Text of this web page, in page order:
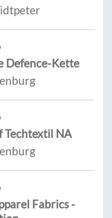
Defence-Kette
Techtextil NA
Fabrics -